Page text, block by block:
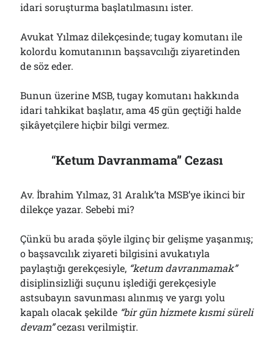
idari soruşturma başlatılmasını ister.
Avukat Yılmaz dilekçesinde; tugay komutanı ile
kolordu komutanının başsavcılığı ziyaretinden
de söz eder.
Bunun üzerine MSB, tugay komutanı hakkında
idari tahkikat başlatır, ama 45 gün geçtiği halde
şikâyetçilere hiçbir bilgi vermez.
“Ketum Davranmama” Cezası
Av. İbrahim Yılmaz, 31 Aralık’ta MSB’ye ikinci bir
dilekçe yazar. Sebebi mi?
Çünkü bu arada şöyle ilginç bir gelişme yaşanmış;
o başsavcılık ziyareti bilgisini avukatıyla
paylaştığı gerekçesiyle, “ketum davranmamak”
disiplinsizliği suçunu işlediği gerekçesiyle
astsubayın savunması alınmış ve yargı yolu
kapalı olacak şekilde “bir gün hizmete kısmi süreli
devam”cezası verilmiştir.